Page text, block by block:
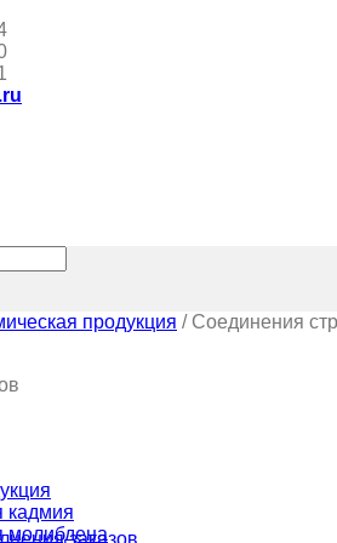
заказов
продукция /Соединения
кадмия
молибдена